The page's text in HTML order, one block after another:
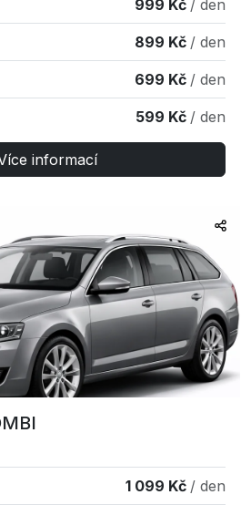
999 Kč / den
899 Kč / den
699 Kč / den
599 Kč / den
informací
1 099 Kč / den